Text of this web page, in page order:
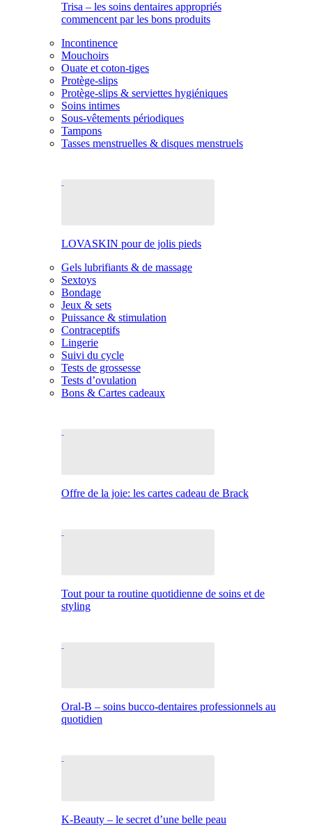
Trisa – les soins dentaires appropriés
commencent par les bons produits
Incontinence
Mouchoirs
Ouate et coton-tiges
Protège-slips
Protège-slips & serviettes hygiéniques
Soins intimes
Sous-vêtements périodiques
Tampons
Tasses menstruelles & disques menstruels
LOVASKIN pour de jolis pieds
Gels lubrifiants & de massage
Sextoys
Bondage
Jeux & sets
Puissance & stimulation
Contraceptifs
Lingerie
Suivi du cycle
Tests de grossesse
Tests d’ovulation
Bons & Cartes cadeaux
Offre de la joie: les cartes cadeau de Brack
Tout pour ta routine quotidienne de soins et de
styling
Oral-B – soins bucco-dentaires professionnels au
quotidien
K-Beauty – le secret d’une belle peau